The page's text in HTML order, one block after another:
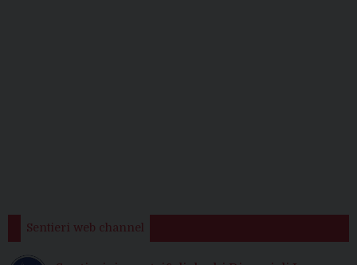
Sentieri web channel